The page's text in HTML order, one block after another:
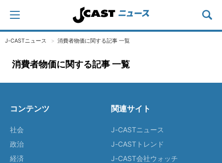
J-CASTニュース 消費者物価に関する記事 一覧
消費者物価に関する記事 一覧
コンテンツ
社会
政治
経済
関連サイト
J-CASTニュース
J-CASTトレンド
J-CAST会社ウォッチ